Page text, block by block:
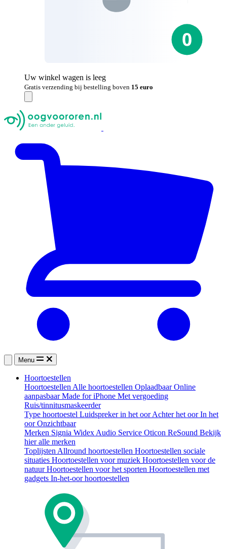
Uw winkel wagen is leeg
Gratis verzending bij bestelling boven 15 euro
Menu
Hoortoestellen
Hoortoestellen Alle hoortoestellen OplaadbaarOnline
aanpasbaarMade for iPhone Met vergoeding
Ruis/tinnitusmaskeerder
Type hoortoestel Luidspreker in het oorAchter het oorIn het
oorOnzichtbaar
Merken Signia Widex Audio Service Oticon ReSound Bekijk
hier alle merken
Toplijsten Allround hoortoestellen Hoortoestellen sociale
situaties Hoortoestellen voor muziek Hoortoestellen voor de
natuurHoortoestellen voor het sporten Hoortoestellen met
gadgets In-het-oor hoortoestellen